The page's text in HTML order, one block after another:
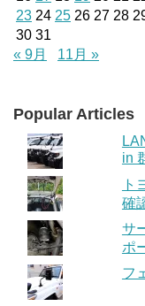
23 24 25 26 27 28
30 31
« 9月
11月 »
Popular Articles
in
ト
確
サ
ポ
フ